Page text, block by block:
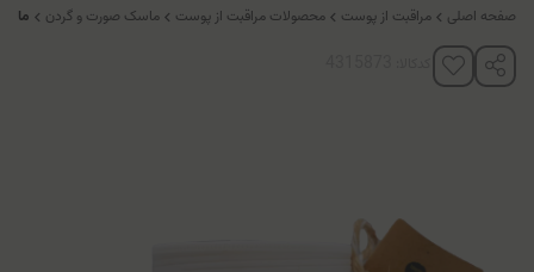
صفحه اصلی مراقبت از پوست محصولات مراقبت از پوست ماسک صورت و گردن